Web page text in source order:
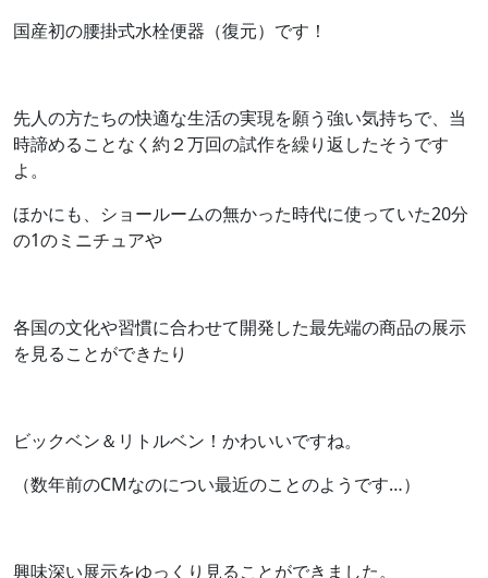
国産初の腰掛式水栓便器（復元）です！
先人の方たちの快適な生活の実現を願う強い気持ちで、当
時諦めることなく約２万回の試作を繰り返したそうです
よ。
ほかにも、ショールームの無かった時代に使っていた20分
の1のミニチュアや
各国の文化や習慣に合わせて開発した最先端の商品の展示
を見ることができたり
ビックベン＆リトルベン！かわいいですね。
（数年前のCMなのについ最近のことのようです…）
興味深い展示をゆっくり見ることができました。